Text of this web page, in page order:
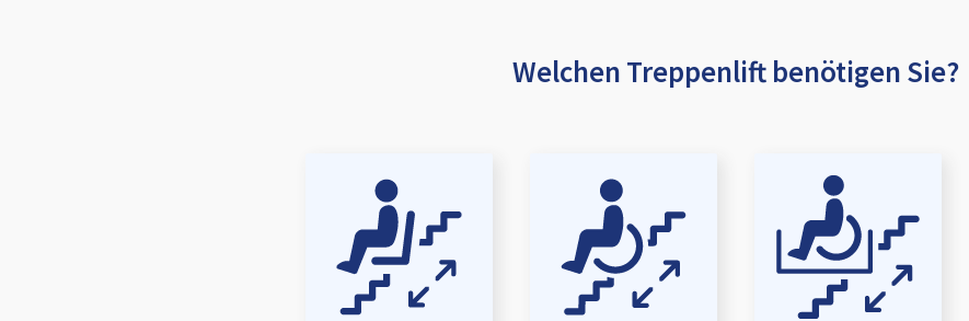
Welchen Treppenlift benötigen Sie?